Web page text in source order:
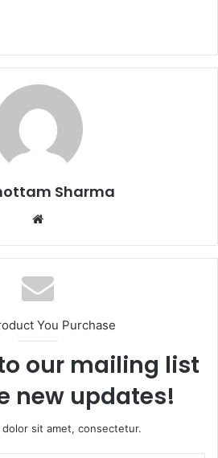
Sharma
b
s
i
e
You Purchase
our mailing list
new updates!
dolor sit amet, consectetur.